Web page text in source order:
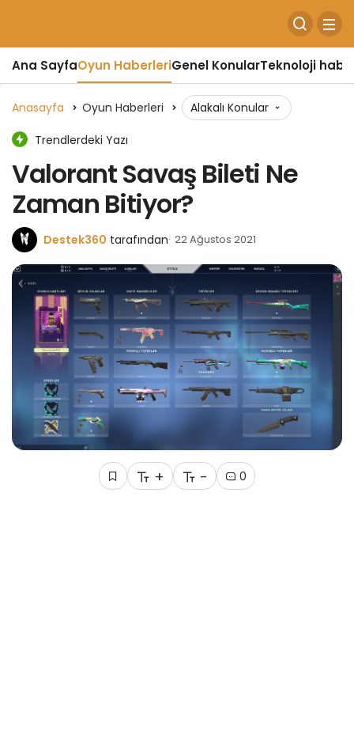
Ana SayfaOyun HaberleriGenel KonularTeknoloji
Anasayfa Oyun Haberleri Alakalı Konular
Trendlerdeki Yazı
Valorant Savaş Bileti Ne
Zaman Bitiyor?
Destek360 tarafından 22 Ağustos 2021
+ - 0